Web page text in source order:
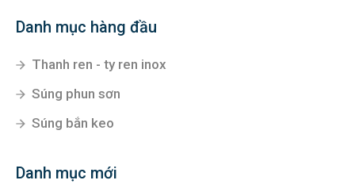
Danh mục hàng đầu
Thanh ren - ty ren inox
Súng phun sơn
Súng bắn keo
Danh mục mới